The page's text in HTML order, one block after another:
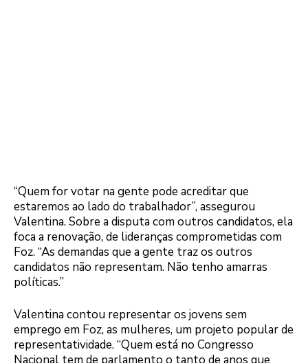
“Quem for votar na gente pode acreditar que
estaremos ao lado do trabalhador”, assegurou
Valentina. Sobre a disputa com outros candidatos, ela
foca a renovação, de lideranças comprometidas com
Foz. “As demandas que a gente traz os outros
candidatos não representam. Não tenho amarras
políticas.”
Valentina contou representar os jovens sem
emprego em Foz, as mulheres, um projeto popular de
representatividade. “Quem está no Congresso